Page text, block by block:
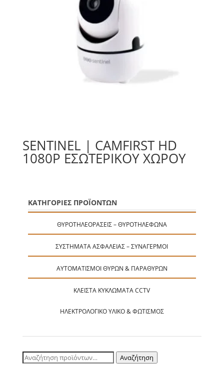
SENTINEL | CAMFIRST HD
1080P ΕΣΩΤΕΡΙΚΟΎ ΧΏΡΟΥ
ΚΑΤΗΓΟΡΙΕΣ ΠΡΟΪΟΝΤΩΝ
ΘΥΡΟΤΗΛΕΟΡΆΣΕΙΣ – ΘΥΡΟΤΗΛΈΦΩΝΑ
ΣΥΣΤΉΜΑΤΑ ΑΣΦΑΛΕΊΑΣ – ΣΥΝΑΓΕΡΜΟΊ
ΑΥΤΟΜΑΤΙΣΜΟΊ ΘΥΡΏΝ & ΠΑΡΑΘΎΡΩΝ
ΚΛΕΙΣΤΆ ΚΥΚΛΏΜΑΤΑ CCTV
ΗΛΕΚΤΡΟΛΟΓΙΚΌ ΥΛΙΚΌ & ΦΩΤΙΣΜΌΣ
Αναζήτηση
Αναζήτηση